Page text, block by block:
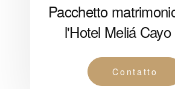
Pacchetto
l'Hotel Meliá
Contatto